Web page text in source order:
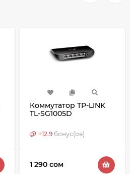
Коммутатор TP-LINK
TL-SG1005D
+12.9 бонус(ов)
1 290 сом